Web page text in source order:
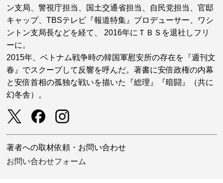
ン支局、警視庁担当、国土交通省担当、自民党担当、官邸
キャップ、TBSテレビ『報道特集』プロデューサー、ワシ
ントン支局長などを経て、 2016年にＴＢＳを退社しフリ
ーに。
2015年、ベトナム戦争時の韓国軍慰安所の存在を『週刊文
春』でスクープして反響を呼んだ。著書に安倍政権の内幕
と安倍首相の孤独な戦いを描いた『総理』『暗闘』（共に
幻冬舎）。
著者への取材依頼・お問い合わせ
お問い合わせフォーム